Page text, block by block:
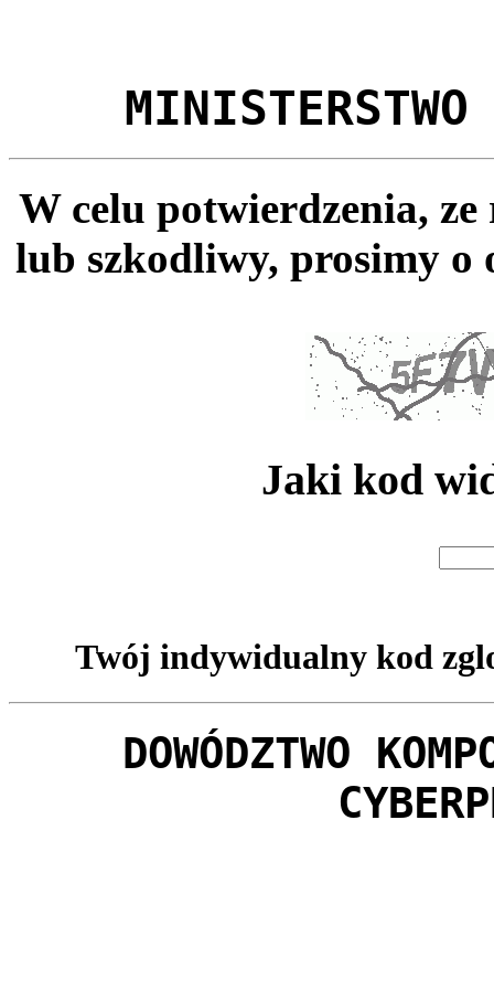
MINISTERSTWO
W celu potwierdzenia,
lub szkodliwy, prosimy o
Jaki kod
Twój indywidualny kod
DOWÓDZTWO